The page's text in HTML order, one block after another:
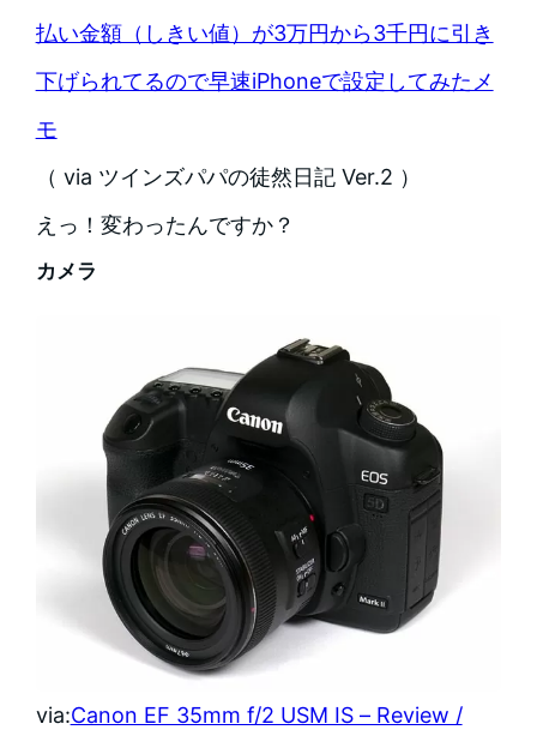
払い金額（しきい値）が3万円から3千円に引き
下げられてるので早速iPhoneで設定してみたメ
モ
（ via ツインズパパの徒然日記 Ver.2 ）
えっ！変わったんですか？
カメラ
via:Canon EF 35mm f/2 USM IS – Review /